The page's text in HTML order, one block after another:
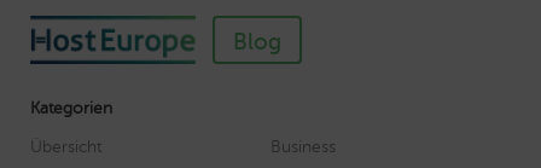
Blog
Kategorien
Übersicht
Business